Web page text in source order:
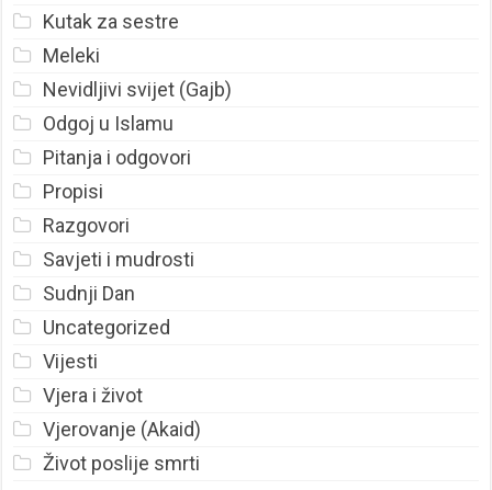
Kutak za sestre
Meleki
Nevidljivi svijet (Gajb)
Odgoj u Islamu
Pitanja i odgovori
Propisi
Razgovori
Savjeti i mudrosti
Sudnji Dan
Uncategorized
Vijesti
Vjera i život
Vjerovanje (Akaid)
Život poslije smrti